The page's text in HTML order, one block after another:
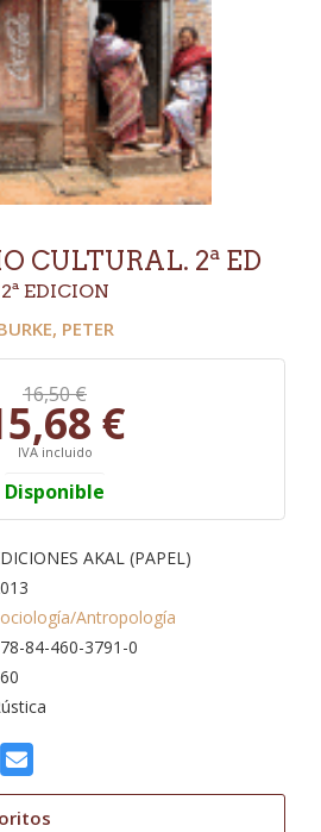
CULTURAL. 2ª ED
2ª EDICION
PETER
16,50 €
€
IVA incluido
Disponible
AKAL (PAPEL)
Antropología
84-460-3791-0